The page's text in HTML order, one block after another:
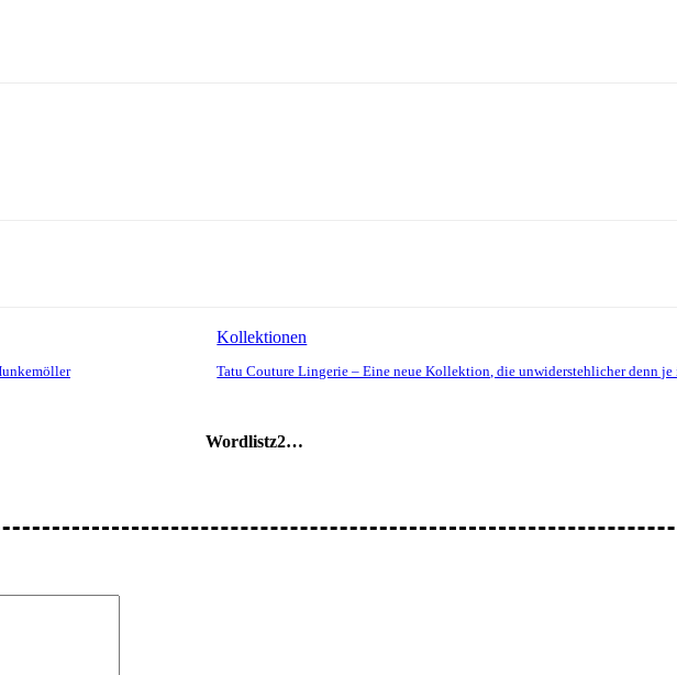
Kollektionen
Tatu Couture Lingerie – Eine neue Kollektion, die unwiderstehlicher denn je
Wordlistz2…